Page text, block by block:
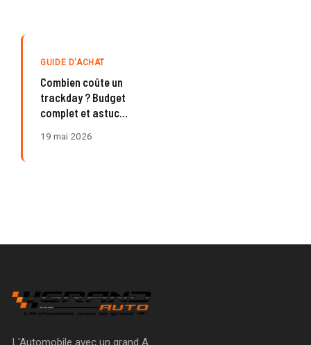
GUIDE D'ACHAT
Combien coûte un
trackday ? Budget
complet et astuces
19 mai 2026
L'Automobile avec un grand A